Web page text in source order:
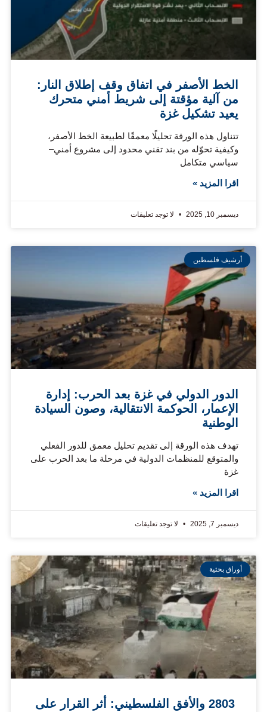
الخط الأصفر في اتفاق وقف إطلاق النار:
من آلية مؤقتة إلى شريط أمني متحرك
يعيد تشكيل غزة
تتناول هذه الورقة تحليلًا معمقًا لطبيعة الخط الأصفر،
وكيفية تحوّله من بند تقني محدود إلى مشروع أمني–
سياسي متكامل
اقرا المزيد »
ديسمبر 10, 2025 لا توجد تعليقات
أرشيف فلسطين
الدور الدولي في غزة بعد الحرب: إدارة
الإعمار، الحوكمة الانتقالية، وصون السيادة
الوطنية
تهدف هذه الورقة إلى تقديم تحليل معمق للدور الفعلي
والمتوقع للمنظمات الدولية في مرحلة ما بعد الحرب على
غزة
اقرا المزيد »
ديسمبر 7, 2025 لا توجد تعليقات
أوراق بحثية
2803 والأفق الفلسطيني: أثر القرار على